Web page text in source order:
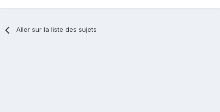
Aller sur la liste des sujets